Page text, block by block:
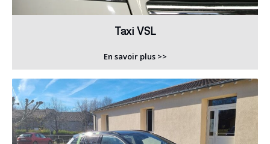
Taxi VSL
En savoir plus >>